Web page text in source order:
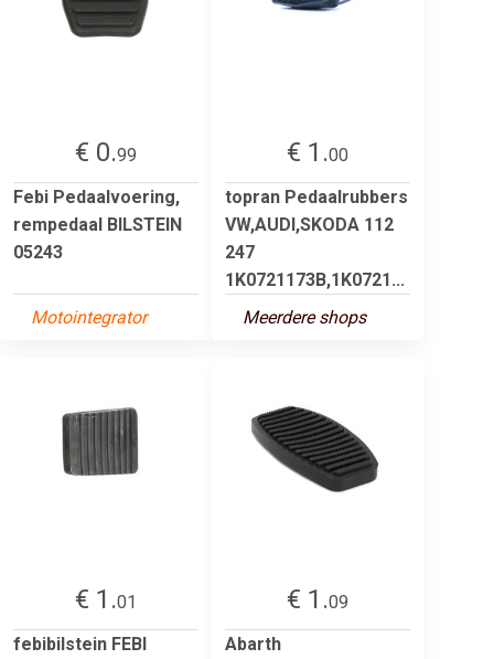
€ 0.99
Febi Pedaalvoering,
rempedaal BILSTEIN
05243
Motointegrator
€ 1.00
topran Pedaalrubbers
VW,AUDI,SKODA 112
247
1K0721173B,1K0721...
Meerdere shops
€ 1.01
febibilstein FEBI
€ 1.09
Abarth